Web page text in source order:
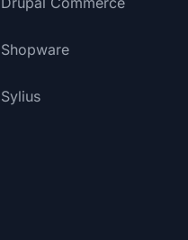
Shopware
Sylius